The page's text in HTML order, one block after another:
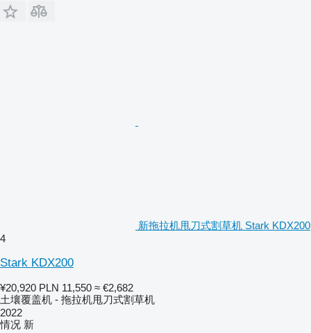
新拖拉机甩刀式割草机 Stark KDX200
4
Stark KDX200
¥20,920 PLN 11,550 ≈ €2,682
土壤覆盖机 - 拖拉机甩刀式割草机
2022
情况 新